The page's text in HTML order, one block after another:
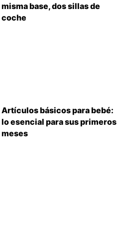
misma base, dos sillas de
coche
Artículos básicos para bebé:
lo esencial para sus primeros
meses